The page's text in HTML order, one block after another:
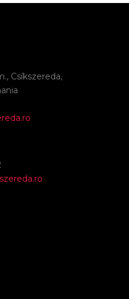
Csíkszereda,